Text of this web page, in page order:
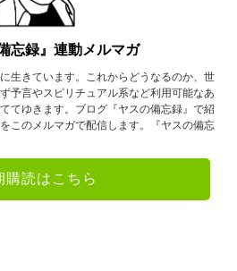
忘録』連動メルマガ
生きています。これからどうなるのか、世
予言やスピリチュアル系など利用可能なあ
てゆきます。ブログ『ヤスの備忘録』で紹
このメルマガで配信します。『ヤスの備忘
購読はこちら
2月
8月 9月
11月 12月